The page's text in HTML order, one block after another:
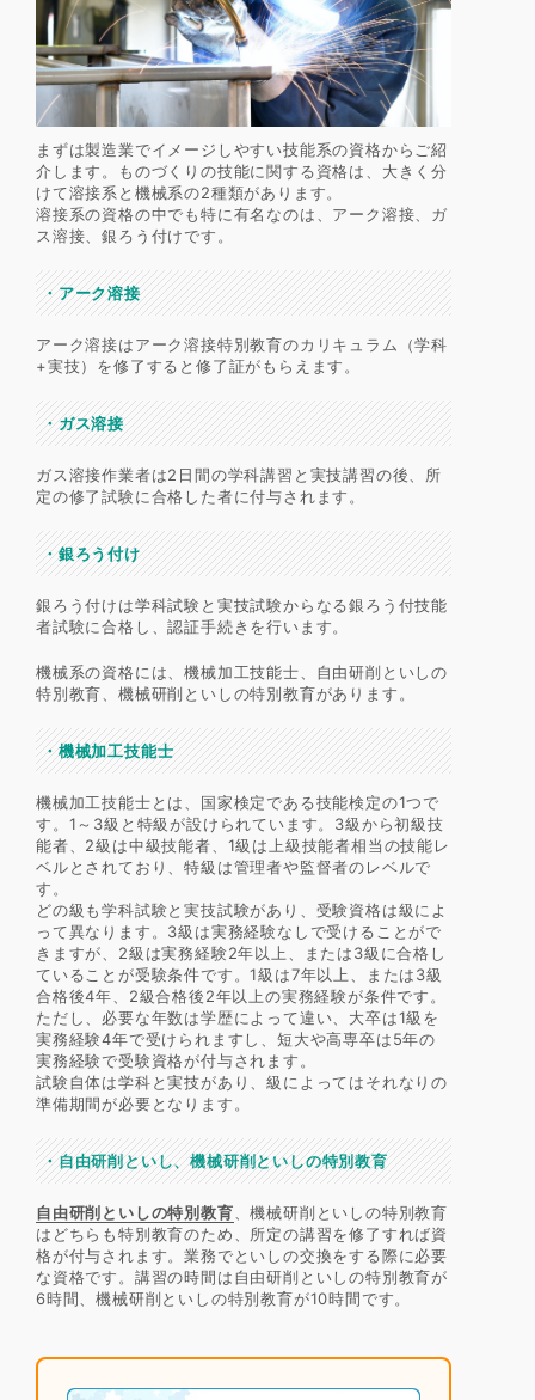
まずは製造業でイメージしやすい技能系の資格からご紹
介します。ものづくりの技能に関する資格は、大きく分
けて溶接系と機械系の2種類があります。
溶接系の資格の中でも特に有名なのは、アーク溶接、ガ
ス溶接、銀ろう付けです。
・アーク溶接
アーク溶接はアーク溶接特別教育のカリキュラム（学科
+実技）を修了すると修了証がもらえます。
・ガス溶接
ガス溶接作業者は2日間の学科講習と実技講習の後、所
定の修了試験に合格した者に付与されます。
・銀ろう付け
銀ろう付けは学科試験と実技試験からなる銀ろう付技能
者試験に合格し、認証手続きを行います。
機械系の資格には、機械加工技能士、自由研削といしの
特別教育、機械研削といしの特別教育があります。
・機械加工技能士
機械加工技能士とは、国家検定である技能検定の1つで
す。1～3級と特級が設けられています。3級から初級技
能者、2級は中級技能者、1級は上級技能者相当の技能レ
ベルとされており、特級は管理者や監督者のレベルで
す。
どの級も学科試験と実技試験があり、受験資格は級によ
って異なります。3級は実務経験なしで受けることがで
きますが、2級は実務経験2年以上、または3級に合格し
ていることが受験条件です。1級は7年以上、または3級
合格後4年、2級合格後2年以上の実務経験が条件です。
ただし、必要な年数は学歴によって違い、大卒は1級を
実務経験4年で受けられますし、短大や高専卒は5年の
実務経験で受験資格が付与されます。
試験自体は学科と実技があり、級によってはそれなりの
準備期間が必要となります。
・自由研削といし、機械研削といしの特別教育
自由研削といしの特別教育 、機械研削といしの特別教育
はどちらも特別教育のため、所定の講習を修了すれば資
格が付与されます。業務でといしの交換をする際に必要
な資格です。講習の時間は自由研削といしの特別教育が
6時間、機械研削といしの特別教育が10時間です。